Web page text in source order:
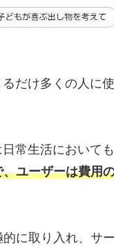
だけ多くの人に
常生活において
ユーザーは費用
に取り入れ、サ